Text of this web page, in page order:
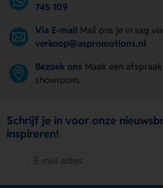
745 109
Via E-mail Mail ons je vraag via
verkoop@aspromotions.nl
Bezoek ons Maak een
showroom.
Schrijf je in voor onze
inspireren!